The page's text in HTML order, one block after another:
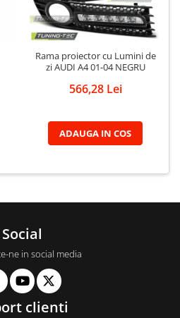
Rama proiector cu Lumini de
zi AUDI A4 01-04 NEGRU
566,28 Lei
ADAUGA IN COS
Social
ne in social media
clienti